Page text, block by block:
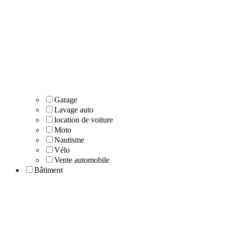
Garage
Lavage auto
location de voiture
Moto
Nautisme
Vélo
Vente automobile
Bâtiment